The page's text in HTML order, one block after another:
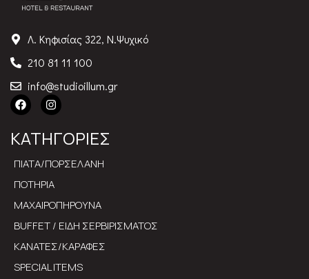
Λ. Κηφισίας 322, Ν.Ψυχικό
210 81 11 100
info@studioillum.gr
ΚΑΤΗΓΟΡΙΕΣ
ΠΙΑΤΑ/ΠΟΡΣΕΛΑΝΗ
ΠΟΤΗΡΙΑ
ΜΑΧΑΙΡΟΠΗΡΟΥΝΑ
BUFFET / ΕΙΔΗ ΣΕΡΒΙΡΙΣΜΑΤΟΣ
ΚΑΝΑΤΕΣ/ΚΑΡΑΦΕΣ
SPECIAL ITEMS